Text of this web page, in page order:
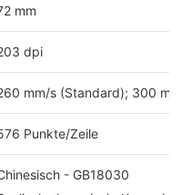
mm
dpi
mm/s (Standard); 300 mm/s
Punkte/Zeile
- GB18030